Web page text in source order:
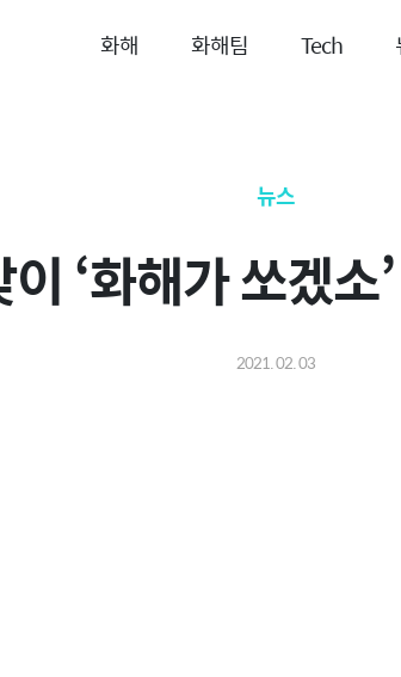
화해 화해팀 Tech
뉴스
‘화해가 쏘겠소
2021. 02. 03